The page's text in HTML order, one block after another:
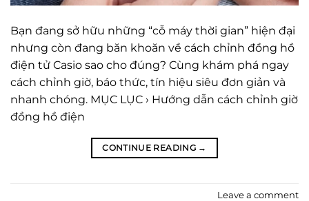
Bạn đang sở hữu những “cỗ máy thời gian” hiện đại
nhưng còn đang băn khoăn về cách chỉnh đồng hồ
điện tử Casio sao cho đúng? Cùng khám phá ngay
cách chỉnh giờ, báo thức, tín hiệu siêu đơn giản và
nhanh chóng. MỤC LỤC › Hướng dẫn cách chỉnh giờ
đồng hồ điện
CONTINUE READING →
Leave a comment